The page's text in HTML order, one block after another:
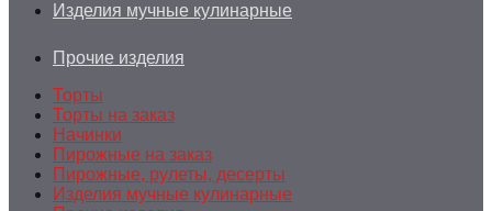
Изделия мучные кулинарные
Прочие изделия
Торты
Торты на заказ
Начинки
Пирожные на заказ
Пирожные, рулеты, десерты
Изделия мучные кулинарные